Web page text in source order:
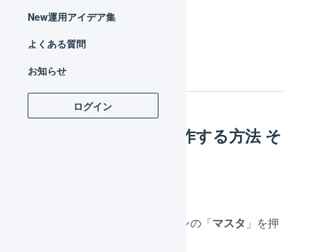
New運用アイデア集
よくある質問
お知らせ
ログイン
操作方法
マスタデータから操作する方法 そ
メインナビゲーションの「マスタ 」を押